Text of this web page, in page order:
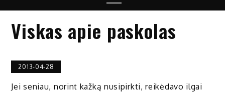
Viskas apie paskolas
2013-04-28
Jei seniau, norint kažką nusipirkti, reikėdavo ilgai